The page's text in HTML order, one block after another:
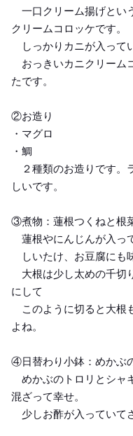
一口クリーム揚げとい
クリームコロッケです。
しっかりカニが入って
おっきいカニクリーム
たです。
②お造り
・マグロ
・鯛
２種類のお造りです。
しいです。
③煮物：蓮根つくねと根
蓮根やにんじんが入っ
しいたけ、お豆腐にも
大根は少し太めの千切
にして
このように切ると大根
よね。
④日替わり小鉢：めかぶ
めかぶのトロリとシャ
混ざって幸せ。
少しお酢が入っていて